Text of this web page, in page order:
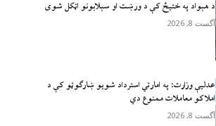
د هېواد په ختیځ کې د ورښت او سېلابونو اټکل شوی
آگست 8, 2026
عدلیې وزارت: په امارتي استرداد شویو ښارګوټو کې د
املاکو معاملات ممنوع دي
آگست 8, 2026